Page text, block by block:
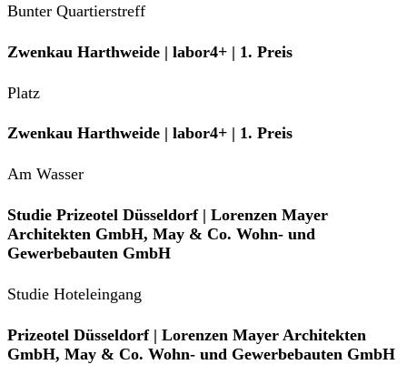
Bunter Quartierstreff
Zwenkau Harthweide | labor4+ | 1. Preis
Platz
Zwenkau Harthweide | labor4+ | 1. Preis
Am Wasser
Studie Prizeotel Düsseldorf | Lorenzen Mayer
Architekten GmbH, May & Co. Wohn- und
Gewerbebauten GmbH
Studie Hoteleingang
Prizeotel Düsseldorf | Lorenzen Mayer Architekten
GmbH, May & Co. Wohn- und Gewerbebauten GmbH